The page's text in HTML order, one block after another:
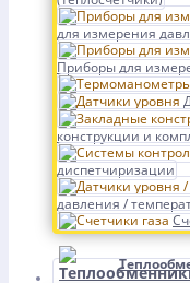
для измерения
Приборы для
конструкции и
диспетчиризации
давления /